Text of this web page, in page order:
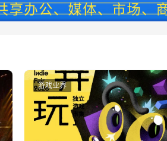
游戏业界